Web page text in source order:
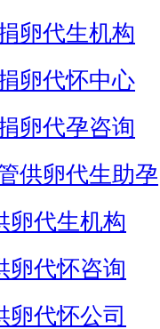
卵代生机构
卵代怀中心
卵代孕咨询
供卵代生助孕
卵代生机构
卵代怀咨询
卵代怀公司